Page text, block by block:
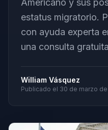
Americano y sus
estatus migratorio.
con ayuda experta
una consulta
William Vásquez
Publicado el 30 de marzo